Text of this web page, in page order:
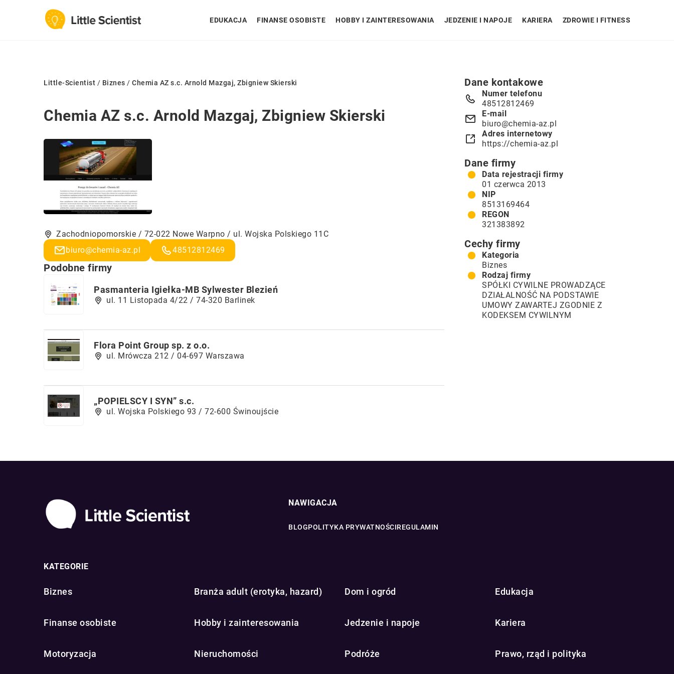
EDUKACJA FINANSE OSOBISTE HOBBY I ZAINTERESOWANIA JEDZENIE I NAPOJE KARIERA ZDROWIE I FITNESS
Little-Scientist / Biznes / Chemia AZ s.c. Arnold Mazgaj, Zbigniew Skierski
Chemia AZ s.c. Arnold Mazgaj, Zbigniew Skierski
Zachodniopomorskie / 72-022 Nowe Warpno / ul. Wojska Polskiego 11C
biuro@chemia-az.pl
48512812469
Podobne firmy
Pasmanteria Igiełka-MB Sylwester Blezień
ul. 11 Listopada 4/22 / 74-320 Barlinek
Flora Point Group sp. z o.o.
ul. Mrówcza 212 / 04-697 Warszawa
„POPIELSCY I SYN” s.c.
ul. Wojska Polskiego 93 / 72-600 Świnoujście
Dane kontakowe
Numer telefonu
48512812469
E-mail
biuro@chemia-az.pl
Adres internetowy
https://chemia-az.pl
Dane firmy
Data rejestracji firmy
01 czerwca 2013
NIP
8513169464
REGON
321383892
Cechy firmy
Kategoria
Biznes
Rodzaj firmy
SPÓŁKI CYWILNE PROWADZĄCE
DZIAŁALNOŚĆ NA PODSTAWIE
UMOWY ZAWARTEJ ZGODNIE Z
KODEKSEM CYWILNYM
NAWIGACJA
BLOGPOLITYKA PRYWATNOŚCIREGULAMIN
KATEGORIE
Biznes Branża adult (erotyka, hazard) Dom i ogród Edukacja
Finanse osobiste Hobby i zainteresowania Jedzenie i napoje Kariera
Motoryzacja Nieruchomości Podróże Prawo, rząd i polityka